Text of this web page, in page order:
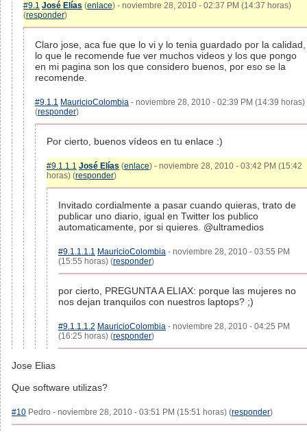
#9.1 José Elías (enlace) - noviembre 28, 2010 - 02:37 PM (14:37 horas)
(responder)
Claro jose, aca fue que lo vi y lo tenia guardado por la calidad,
lo que le recomende fue ver muchos videos y los que pongo
en mi pagina son los que considero buenos, por eso se la
recomende.
#9.1.1 MauricioColombia - noviembre 28, 2010 - 02:39 PM (14:39 horas)
(responder)
Por cierto, buenos vídeos en tu enlace :)
#9.1.1.1 José Elías (enlace) - noviembre 28, 2010 - 03:42 PM (15:42
horas) (responder)
Invitado cordialmente a pasar cuando quieras, trato de
publicar uno diario, igual en Twitter los publico
automaticamente, por si quieres. @ultramedios
#9.1.1.1.1 MauricioColombia - noviembre 28, 2010 - 03:55 PM
(15:55 horas) (responder)
por cierto, PREGUNTA A ELIAX: porque las mujeres no
nos dejan tranquilos con nuestros laptops? ;)
#9.1.1.1.2 MauricioColombia - noviembre 28, 2010 - 04:25 PM
(16:25 horas) (responder)
Jose Elias
Que software utilizas?
#10 Pedro - noviembre 28, 2010 - 03:51 PM (15:51 horas) (responder)